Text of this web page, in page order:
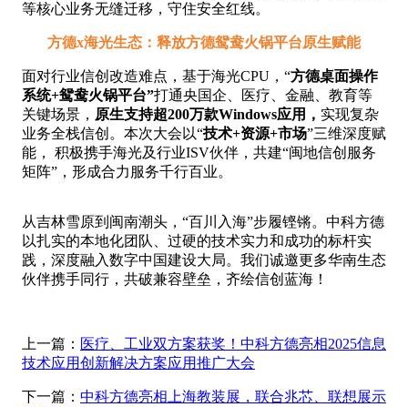
等核心业务无缝迁移，守住安全红线。
方德x海光生态：释放方德鸳鸯火锅平台原生赋能
面对行业信创改造难点， 基于海光CPU， “方德桌面操作
系统+鸳鸯火锅平台”打通央国企、医疗、金融、教育等
关键场景， 原生支持超200万款Windows应用 ， 实现复杂
业务全栈信创。本次大会以“技术+资源+市场”三维深度赋
能， 积极携手海光及行业ISV伙伴，共建“闽地信创服务
矩阵”，形成合力服务千行百业。
从吉林雪原到闽南潮头，“百川入海”步履铿锵。中科方德
以扎实的本地化团队、过硬的技术实力和成功的标杆实
践，深度融入数字中国建设大局。我们诚邀更多华南生态
伙伴携手同行，共破兼容壁垒，齐绘信创蓝海！
上一篇： 医疗、工业双方案获奖！中科方德亮相2025信息
技术应用创新解决方案应用推广大会
下一篇： 中科方德亮相上海教装展，联合兆芯、联想展示